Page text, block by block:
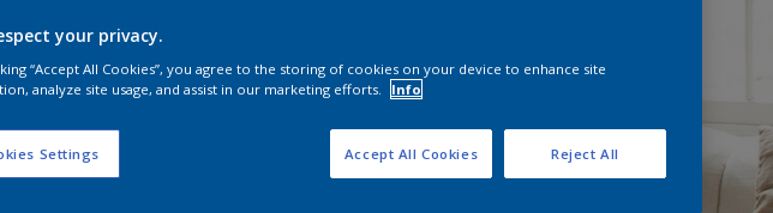
your privacy.
“Accept All Cookies”, you agree to the storing of cookies on your device to enhance site
analyze site usage, and assist in our marketing efforts.
Info
Settings Reject All
Accept All Cookies